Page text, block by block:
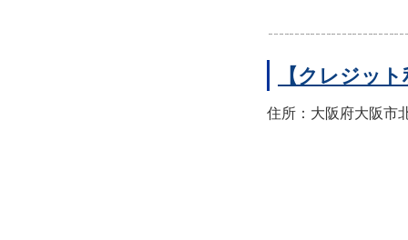
【クレジッ
住所：大阪府大阪市